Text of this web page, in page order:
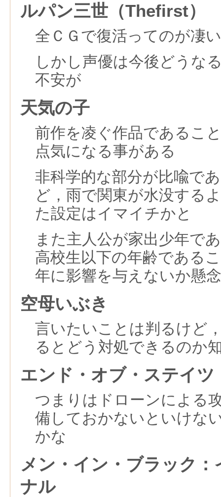
ルパン三世（Thefirst）
全ＣＧで復活ってのが凄い
しかし声優は今後どうな
不安が
天気の子
前作を凌ぐ作品であるこ
点気になる事がある
非科学的な部分が比喩で
ど，雨で関東が水没する
た設定はイマイチかと
また主人公が家出少年で
高校生以下の年齢である
年に影響を与えないか懸
空母いぶき
言いたいことは判るけど
るとどう対処できるのか
エンド・オブ・ステイツ
つまりはドローンによる
備しておかないといけな
かな
メン・イン・ブラック
ナル